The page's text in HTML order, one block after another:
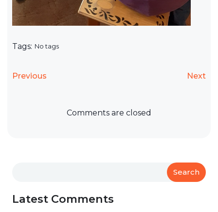
Tags: No tags
Previous Next
Comments are closed
Search
Latest Comments